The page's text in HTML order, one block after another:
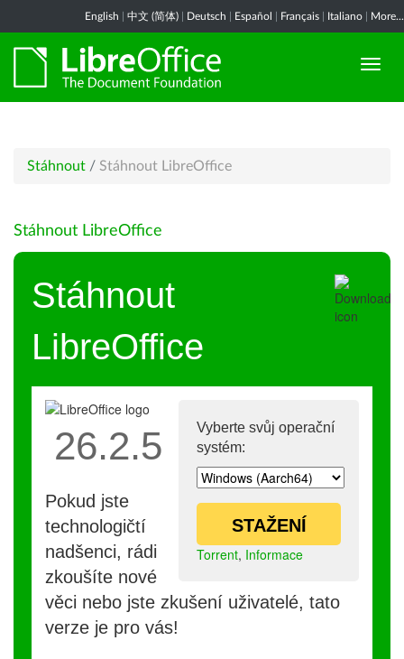
English 中文 (简体) Deutsch Español Français Italiano More...
Stáhnout / Stáhnout LibreOffice
Stáhnout LibreOffice
Stáhnout
LibreOffice
Vyberte svůj operační
systém:
STAŽENÍ
Torrent, Informace
26.2.5
Pokud jste
technologičtí
nadšenci, rádi
zkoušíte nové
věci nebo jste zkušení uživatelé, tato
verze je pro vás!